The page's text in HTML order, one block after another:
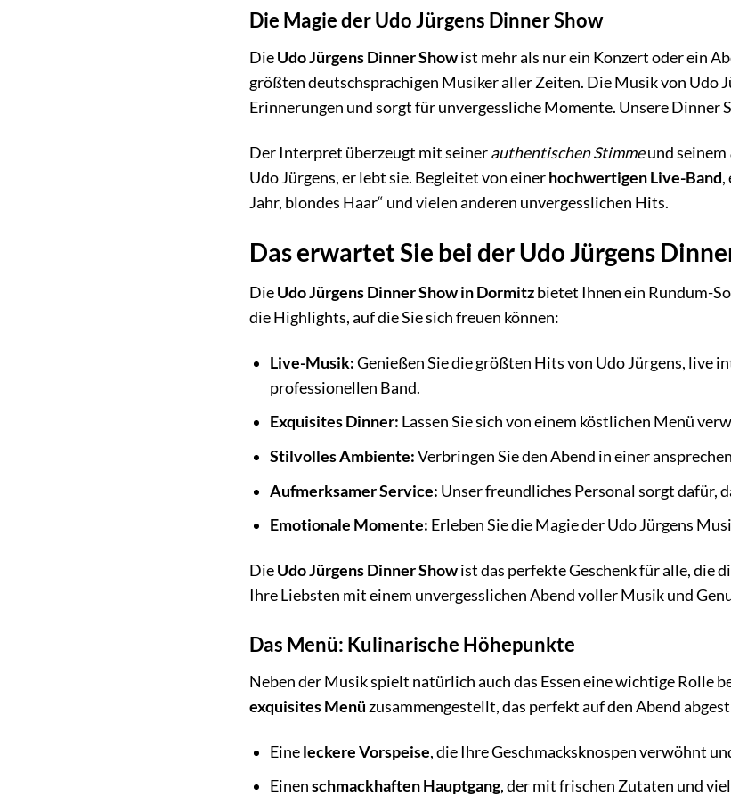
Die Magie der Udo Jürgens Dinner Show
DieUdo Jürgens Dinner Showist mehr als nur ein Konzert oder ein
größten deutschsprachigen Musiker aller Zeiten. Die Musik von Udo
Erinnerungen und sorgt für unvergessliche Momente. Unsere Dinner
Der Interpret überzeugt mit seinerauthentischen Stimmeund seinem
Udo Jürgens, er lebt sie. Begleitet von einerhochwertigen Live-Band,
Jahr, blondes Haar“ und vielen anderen unvergesslichen Hits.
Das erwartet Sie bei der Udo Jürgens
DieUdo Jürgens Dinner Show in Dormitzbietet Ihnen ein Rundum-
die Highlights, auf die Sie sich freuen können:
Live-Musik:Genießen Sie die größten Hits von Udo Jürgens, live
professionellen Band.
Exquisites Dinner: Lassen Sie sich von einem köstlichen Menü
Stilvolles Ambiente:Verbringen Sie den Abend in einer
Aufmerksamer Service: Unser freundliches Personal sorgt dafür,
Emotionale Momente: Erleben Sie die Magie der Udo Jürgens
DieUdo Jürgens Dinner Showist das perfekte Geschenk für alle, die
Ihre Liebsten mit einem unvergesslichen Abend voller Musik und
Das Menü: Kulinarische Höhepunkte
Neben der Musik spielt natürlich auch das Essen eine wichtige Rolle
exquisites Menüzusammengestellt, das perfekt auf den Abend
Eineleckere Vorspeise, die Ihre Geschmacksknospen verwöhnt
Einenschmackhaften Hauptgang, der mit frischen Zutaten und